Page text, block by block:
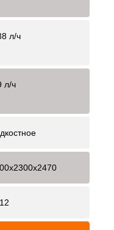
л/ч
л/ч